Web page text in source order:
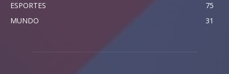
ESPORTES
75
MUNDO
31